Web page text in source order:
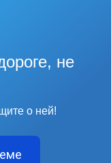
не
о ней!